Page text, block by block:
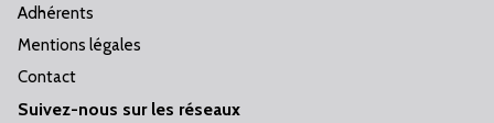
Adhérents
Mentions légales
Contact
Suivez-nous sur les réseaux